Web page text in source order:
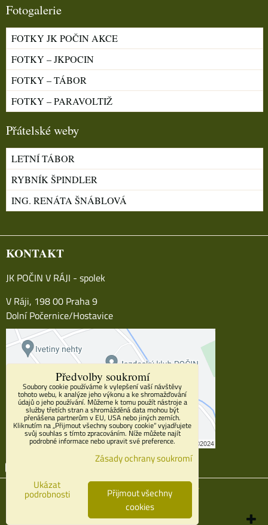
Fotogalerie
FOTKY JK POČIN AKCE
FOTKY – JKPOCIN
FOTKY – TÁBOR
FOTKY – PARAVOLTIŽ
Přátelské weby
LETNÍ TÁBOR
RYBNÍK ŠPINDLER
ING. RENÁTA ŠNÁBLOVÁ
KONTAKT
JK POČIN V RÁJI - spolek
V Ráji, 198 00 Praha 9
Dolní Počernice/Hostavice
Instagram
Předvolby soukromí Zásady ochrany soukromí
Vytvořeno systémem:ByznysWeb.cz
Předvolby soukromí
Soubory cookie používáme k vylepšení vaší návštěvy
tohoto webu, k analýze jeho výkonu a ke shromažďování
údajů o jeho používání. Můžeme k tomu použít nástroje a
služby třetích stran a shromážděná data mohou být
přenášena partnerům v EU, USA nebo jiných zemích.
Kliknutím na „Přijmout všechny soubory cookie“ vyjadřujete
svůj souhlas s tímto zpracováním. Níže můžete najít
podrobné informace nebo upravit své preference.
Zásady ochrany soukromí
Ukázat
podrobnosti
Přijmout všechny
cookies